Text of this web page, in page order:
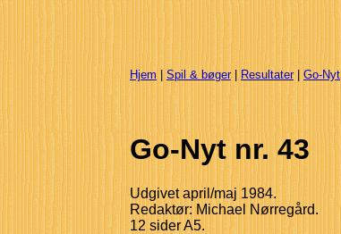
Hjem | Spil & bøger| Resultater|Go-Nyt
Go-Nyt nr. 43
Udgivet april/maj 1984.
Redaktør: Michael Nørregård.
12 sider A5.